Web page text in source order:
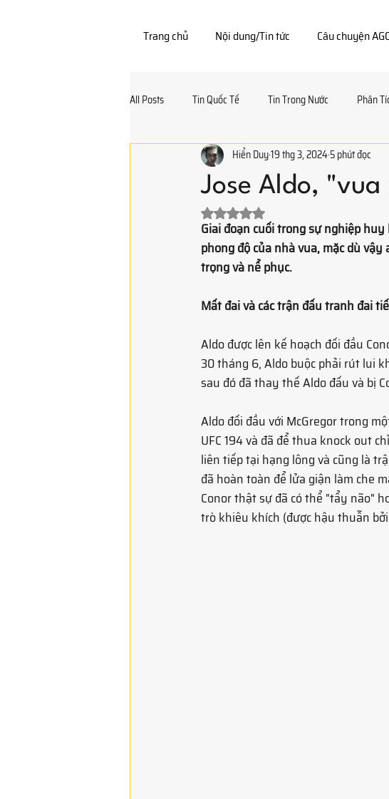
Trang chủ Nội dung/Tin tức Câu chuyện
All Posts Tin Quốc Tế Tin Trong Nước Phân
Văn Hóa và Lịch Sử MMA Sức Khỏe và Dinh Dưỡng
Jose Aldo, "vua
Hiển Duy19 thg 3, 20245 phút đọc
Đã xếp hạng NaN/5 sao.
Giai đoạn cuối trong sự nghiệp
phong độ của nhà vua, mặc dù
trọng và nể phục.
Mất đai và các trận đấu tranh đai
Aldo được lên kế hoạch đối đầu
30 tháng 6, Aldo buộc phải rút lui
sau đó đã thay thế Aldo đấu và bị
Aldo đối đầu với McGregor trong
UFC 194 và đã để thua knock out
liên tiếp tại hạng lông và cũng là
đã hoàn toàn để lửa giận làm che
Conor thật sự đã có thể "tẩy não"
trò khiêu khích (được hậu thuẫn